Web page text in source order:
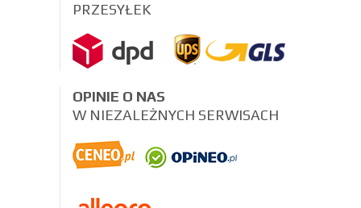
PRZESYŁEK
OPINIE O NAS
W NIEZALEŻNYCH SERWISACH